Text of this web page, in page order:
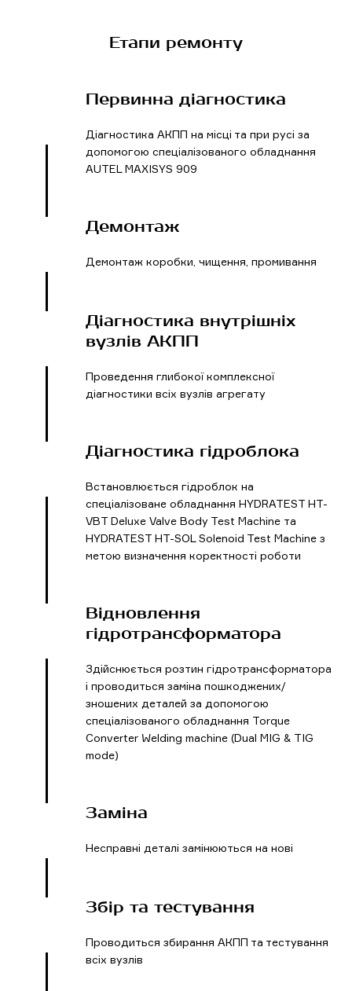
Етапи ремонту
Первинна діагностика
Діагностика АКПП на місці та при русі за
допомогою спеціалізованого обладнання
AUTEL MAXISYS 909
Демонтаж
Демонтаж коробки, чищення, промивання
Діагностика внутрішніх
вузлів АКПП
Проведення глибокої комплексної
діагностики всіх вузлів агрегату
Діагностика гідроблока
Встановлюється гідроблок на
спеціалізоване обладнання HYDRATEST HT-
VBT Deluxe Valve Body Test Machine та
HYDRATEST HT-SOL Solenoid Test Machine з
метою визначення коректності роботи
Відновлення
гідротрансформатора
Здійснюється розтин гідротрансформатора
і проводиться заміна пошкоджених/
зношених деталей за допомогою
спеціалізованого обладнання Torque
Converter Welding machine (Dual MIG & TIG
mode)
Заміна
Несправні деталі замінюються на нові
Збір та тестування
Проводиться збирання АКПП та тестування
всіх вузлів